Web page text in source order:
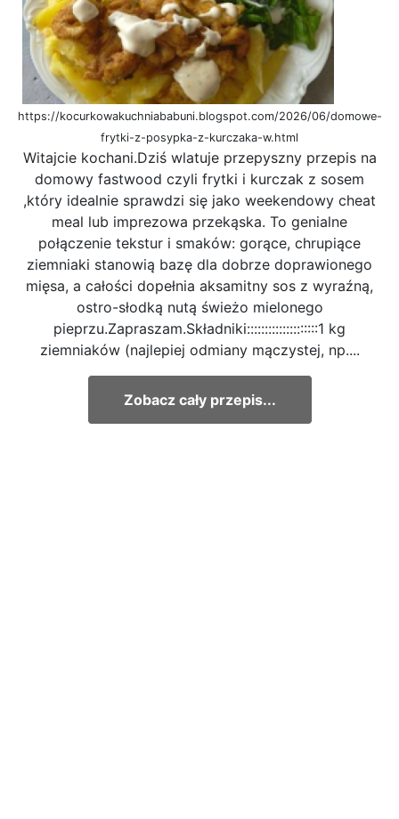
https://kocurkowakuchniababuni.blogspot.com/2026/06/domowe-
frytki-z-posypka-z-kurczaka-w.html
Witajcie kochani.Dziś wlatuje przepyszny przepis na
domowy fastwood czyli frytki i kurczak z sosem
,który idealnie sprawdzi się jako weekendowy cheat
meal lub imprezowa przekąska. To genialne
połączenie tekstur i smaków: gorące, chrupiące
ziemniaki stanowią bazę dla dobrze doprawionego
mięsa, a całości dopełnia aksamitny sos z wyraźną,
ostro-słodką nutą świeżo mielonego
pieprzu.Zapraszam.Składniki::::::::::::::::::::​1 kg
ziemniaków (najlepiej odmiany mączystej, np....
Zobacz cały przepis...